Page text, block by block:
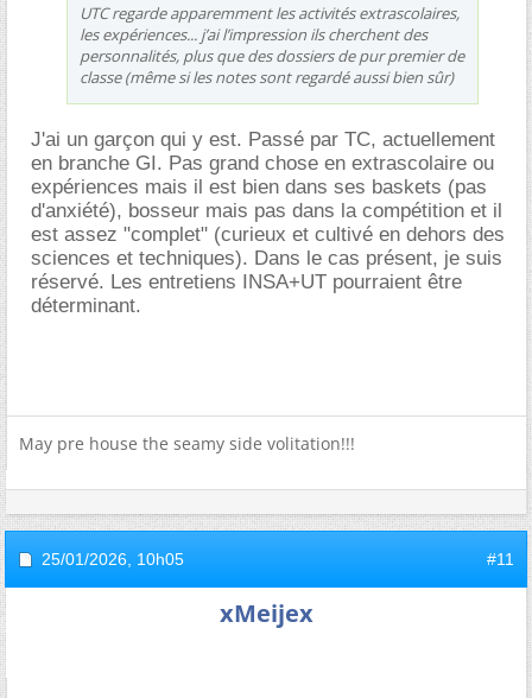
UTC regarde apparemment les activités extrascolaires,
les expériences... j’ai l’impression ils cherchent des
personnalités, plus que des dossiers de pur premier de
classe (même si les notes sont regardé aussi bien sûr)
J'ai un garçon qui y est. Passé par TC, actuellement
en branche GI. Pas grand chose en extrascolaire ou
expériences mais il est bien dans ses baskets (pas
d'anxiété), bosseur mais pas dans la compétition et il
est assez "complet" (curieux et cultivé en dehors des
sciences et techniques). Dans le cas présent, je suis
réservé. Les entretiens INSA+UT pourraient être
déterminant.
May pre house the seamy side volitation!!!
25/01/2026, 10h05 #11
xMeijex